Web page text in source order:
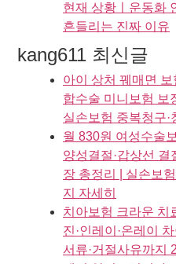
현재 상황ㅣ운동화
흔들리는 진짜 이유
kang611 최신글
아이 상처 꿰매면
합수술 미니보험 보
실손보험 중복청구·
월 830원 여성수술
양성결절·갑상선 결
장 총정리 | 실손보
지 자세히
치아보험 크라운 치
진·인레이·온레이
서류·거절사유까지